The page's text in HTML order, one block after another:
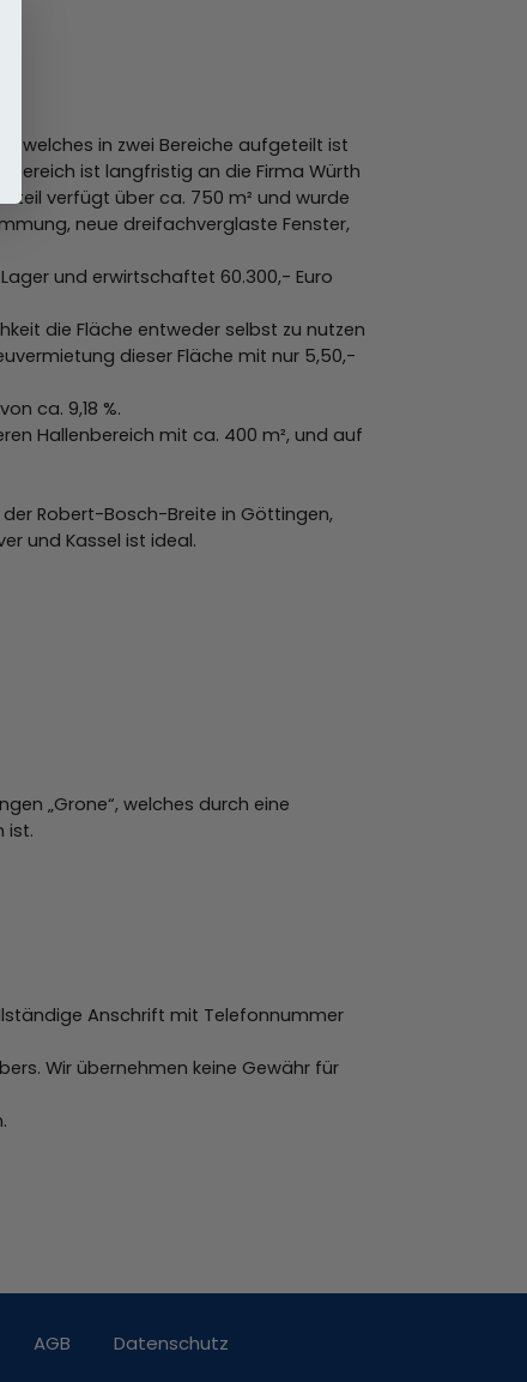
welches in zwei Bereiche aufgeteilt ist
ist langfristig an die Firma Würth
verfügt über ca. 750 m² und wurde
neue dreifachverglaste Fenster,
und erwirtschaftet 60.300,- Euro
die Fläche entweder selbst zu nutzen
dieser Fläche mit nur 5,50,-
ca. 9,18 %.
Hallenbereich mit ca. 400 m², und auf
Robert-Bosch-Breite in Göttingen,
und Kassel ist ideal.
„Grone“, welches durch eine
ist.
Anschrift mit Telefonnummer
Wir übernehmen keine Gewähr für
AGB Datenschutz